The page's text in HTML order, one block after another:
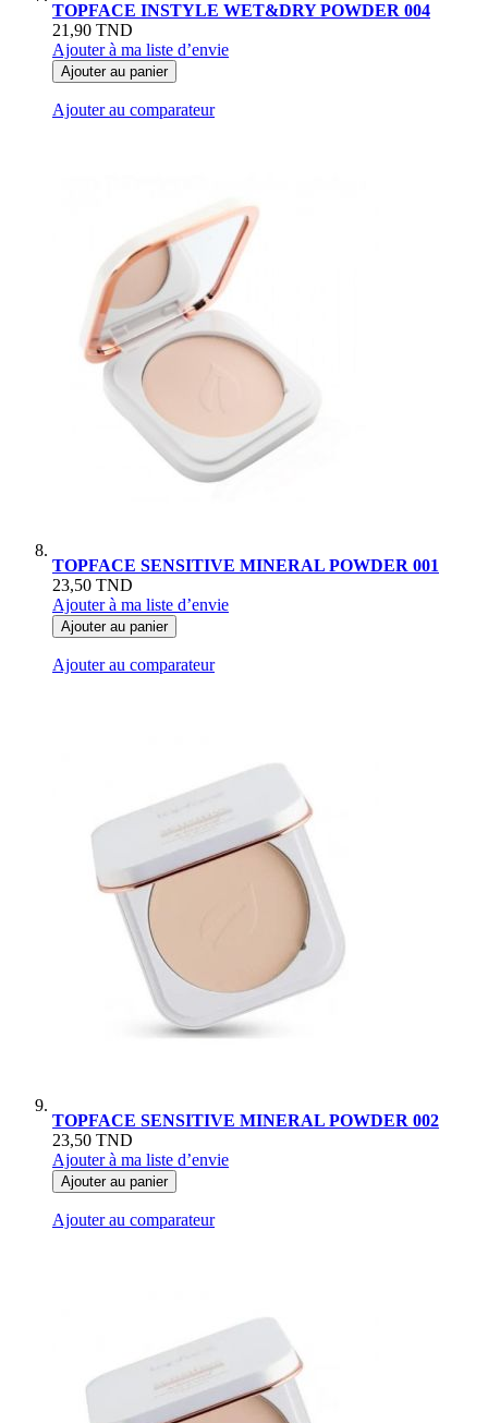
TOPFACE INSTYLE WET&DRY POWDER 004
21,90 TND
Ajouter à ma liste d’envie
Ajouter au panier
Ajouter au comparateur
TOPFACE SENSITIVE MINERAL POWDER 001
23,50 TND
Ajouter à ma liste d’envie
Ajouter au panier
Ajouter au comparateur
TOPFACE SENSITIVE MINERAL POWDER 002
23,50 TND
Ajouter à ma liste d’envie
Ajouter au panier
Ajouter au comparateur